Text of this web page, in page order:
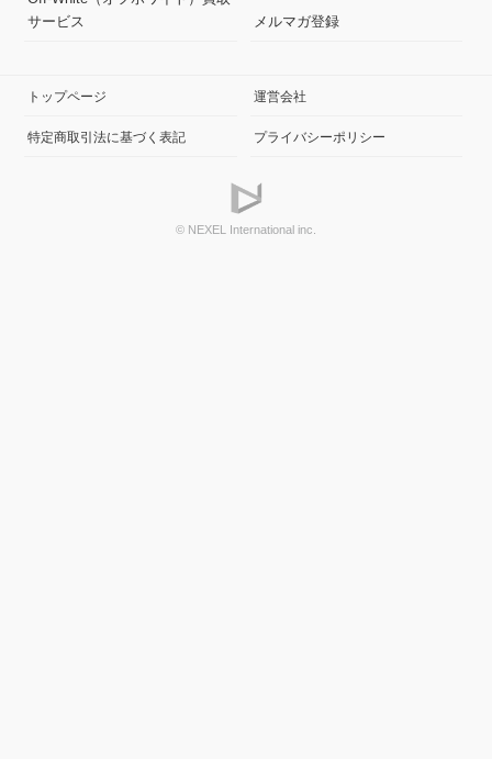
サービス
メルマガ登録
トップページ 運営会社
特定商取引法に基づく表記 プライバシーポリシー
© NEXEL International inc.